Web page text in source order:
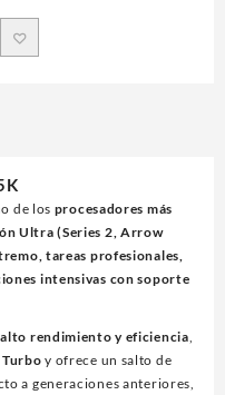
de los procesadores más
Ultra (Series 2, Arrow
tareas profesionales,
intensivas con soporte
rendimiento y eficiencia,
Turbo y ofrece un salto de
a generaciones anteriores,